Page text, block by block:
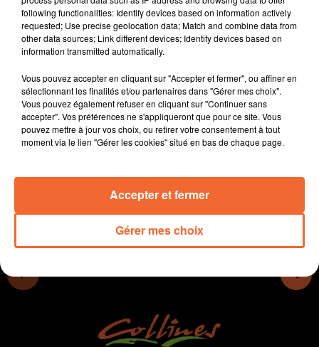
Niortais récuse le conseil d'administration installé hier
soir.
Le prmoteur parisien abandonne le projet de résidence
séniors à Thouars, mais pas la collectivité.
La ligne TER La Roche / Saumur qui passe par le nord
des deux-sèvres devrait être régénérée.
Le Téléthon débute demain avec le retour des
animations
following functionalities: Identify devices based on information actively
requested; Use precise geolocation data; Match and combine data from
other data sources; Link different devices; Identify devices based on
information transmitted automatically.
Vous pouvez accepter en cliquant sur "Accepter et fermer", ou affiner en
sélectionnant les finalités et/ou partenaires dans "Gérer mes choix".
Vous pouvez également refuser en cliquant sur "Continuer sans
accepter". Vos préférences ne s'appliqueront que pour ce site. Vous
pouvez mettre à jour vos choix, ou retirer votre consentement à tout
moment via le lien "Gérer les cookies" situé en bas de chaque page.
Gérer mes choix
Accepter et fermer